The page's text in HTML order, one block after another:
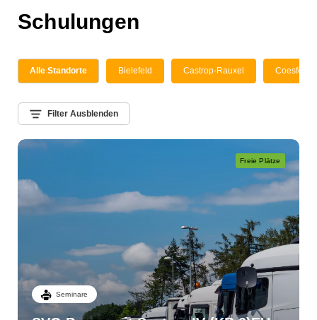
Schulungen
Alle Standorte Bielefeld Castrop-Rauxel Coesfeld
Filter Ausblenden
Freie Plätze
Seminare